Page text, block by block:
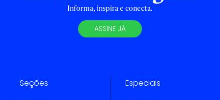
Informa, inspira e conecta.
ASSINE JÁ
Seções Especiais